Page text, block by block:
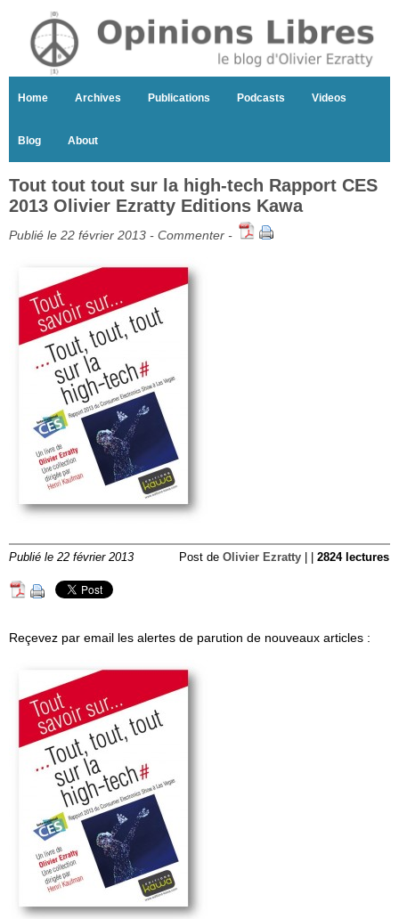
Home Archives Publications Podcasts Videos
Blog About
Tout tout tout sur la high-tech Rapport CES
2013 Olivier Ezratty Editions Kawa
Publié le 22 février 2013 - Commenter -
Publié le 22 février 2013 Post de Olivier Ezratty 2824 lectures
Reçevez par email les alertes de parution de nouveaux articles :